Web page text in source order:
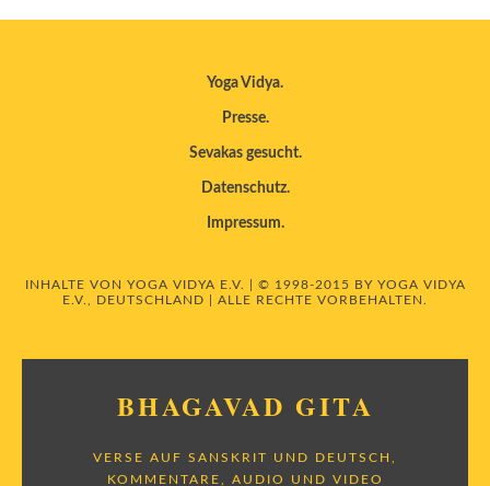
Yoga Vidya
Presse
Sevakas gesucht
Datenschutz
Impressum
INHALTE VON YOGA VIDYA E.V. | © 1998-2015 BY YOGA VIDYA
E.V., DEUTSCHLAND | ALLE RECHTE VORBEHALTEN.
BHAGAVAD GITA
VERSE AUF SANSKRIT UND DEUTSCH,
KOMMENTARE, AUDIO UND VIDEO